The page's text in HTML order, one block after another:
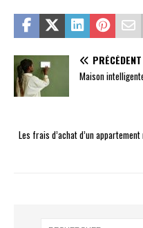
PRÉCÉDENT
Maison
Les frais d’achat d’un